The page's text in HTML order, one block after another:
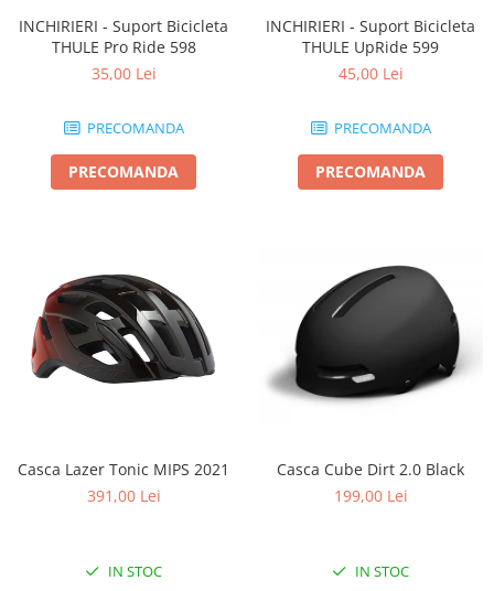
INCHIRIERI - Suport Bicicleta
THULE Pro Ride 598
35,00 Lei
PRECOMANDA
PRECOMANDA
INCHIRIERI - Suport Bicicleta
THULE UpRide 599
45,00 Lei
PRECOMANDA
PRECOMANDA
Casca Lazer Tonic MIPS 2021
391,00 Lei
IN STOC
Casca Cube Dirt 2.0 Black
199,00 Lei
IN STOC